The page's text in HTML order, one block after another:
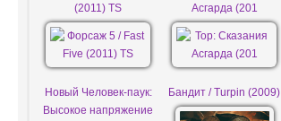
(2011) TS
Асгарда (201
Новый Человек-паук:
Высокое напряжение
Бандит / Turpin (2009)